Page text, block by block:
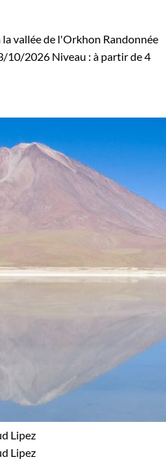
vallée de l'Orkhon Randonnée
10/2026 Niveau : à partir de4